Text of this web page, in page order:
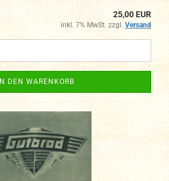
25,00 EUR
inkl. 7% MwSt. zzgl. Versand
IN DEN WARENKORB